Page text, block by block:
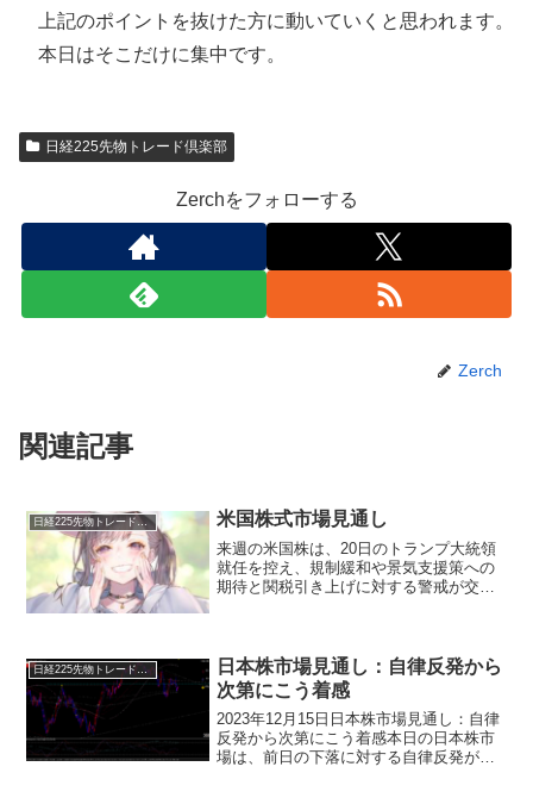
上記のポイントを抜けた方に動いていくと思われます。
本日はそこだけに集中です。
日経225先物トレード倶楽部
Zerchをフォローする
Zerch
関連記事
日経225先物トレード倶楽部 米国株式市場見通し
来週の米国株は、20日のトランプ大統領
就任を控え、規制緩和や景気支援策への
期待と関税引き上げに対する警戒が交錯
時の同期間に記録...
日経225先物トレード倶楽部
日本株市場見通し：自律反発から
次第にこう着感
2023年12月15日日本株市場見通し：自律
反発から次第にこう着感本日の日本株市
場は、前日の下落に対する自律反発が意